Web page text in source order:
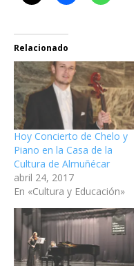
Relacionado
Hoy Concierto de Chelo y
Piano en la Casa de la
Cultura de Almuñécar
abril 24, 2017
En «Cultura y Educación»